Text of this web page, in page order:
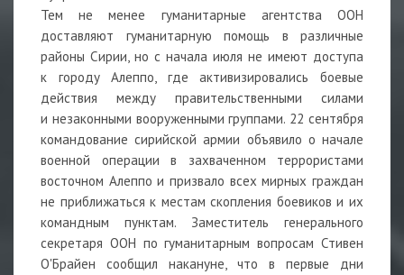
Тем не менее гуманитарные агентства ООН
доставляют гуманитарную помощь в различные
районы Сирии, но с начала июля не имеют доступа
к городу Алеппо, где активизировались боевые
действия между правительственными силами
и незаконными вооруженными группами. 22 сентября
командование сирийской армии объявило о начале
военной операции в захваченном террористами
восточном Алеппо и призвало всех мирных граждан
не приближаться к местам скопления боевиков и их
командным пунктам. Заместитель генерального
секретаря ООН по гуманитарным вопросам Стивен
О'Брайен сообщил накануне, что в первые дни